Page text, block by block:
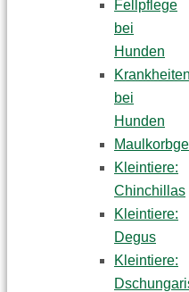
Fellpflege
bei
Hunden
Krankheiten
bei
Hunden
Kleintiere:
Chinchillas
Kleintiere:
Degus
Kleintiere: